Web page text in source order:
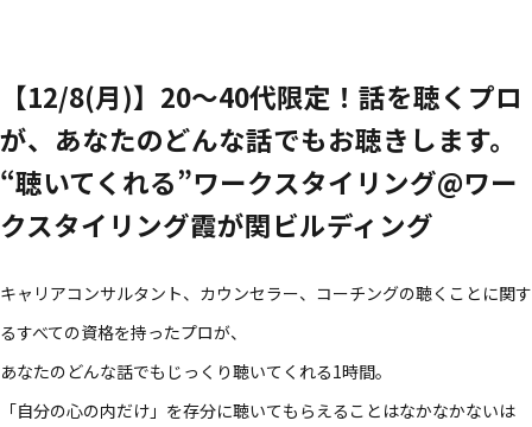
【12/8(月)】20～40代限定！​話を​聴く​プロ
が、​あなたの​どんな​話でも​お聴きします。​
“聴いてくれる​”ワークスタイリング@ワー
クスタイリング霞が​関ビルディング
キャリアコンサルタント、​カウンセラー、​コーチングの​聴く​ことに​関す
る​すべての​資格を​持った​プロが、​
あなたの​どんな​話でも​じっくり聴いてくれる​1時間。​
「自分の​心の​内だけ」を​存分に​聴いて​もらえる​ことは​なかなかないは